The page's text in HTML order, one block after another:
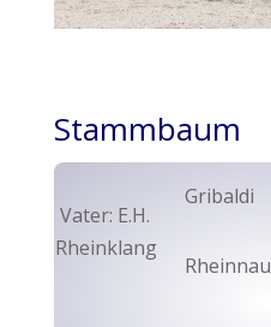
Stammbaum
Vater: E.H.
Rheinklang
Gribaldi
Rheinnau